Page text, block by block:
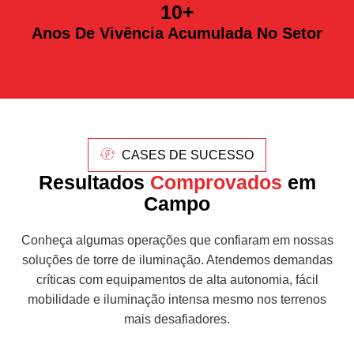
Anos De Vivência Acumulada No Setor
10+
CASES DE SUCESSO
Resultados Comprovados em
Campo
Conheça algumas operações que confiaram em nossas
soluções de torre de iluminação. Atendemos demandas
críticas com equipamentos de alta autonomia, fácil
mobilidade e iluminação intensa mesmo nos terrenos
mais desafiadores.